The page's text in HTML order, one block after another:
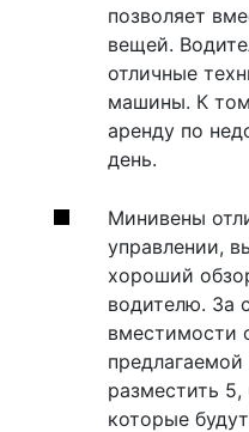
позволяет
вещей.
отличные
машины. К
аренду по
день.
Минивены
управлении,
хороший
водителю. За
вместимости
предлагаемой
разместить 5,
которые